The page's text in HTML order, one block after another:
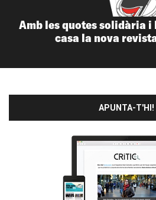
Amb les quotes solidària i
casa la nova
APUNTA-T'HI!